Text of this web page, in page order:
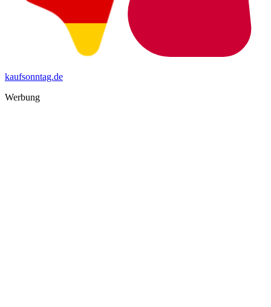
kaufsonntag.de
Werbung